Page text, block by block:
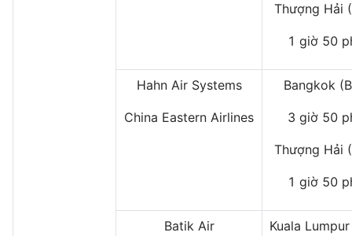
Thượng Hải
1 giờ 50
Hahn Air Systems
China Eastern Airlines
Bangkok
3 giờ 50
Thượng Hải
1 giờ 50
Batik Air Kuala